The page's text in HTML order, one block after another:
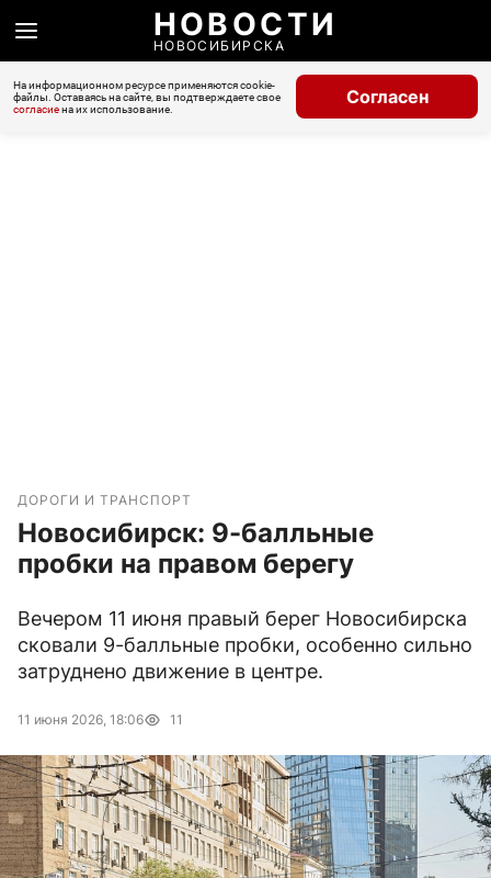
НОВОСТИ
НОВОСИБИРСКА
На информационном ресурсе применяются cookie-
файлы. Оставаясь на сайте, вы подтверждаете свое
согласиена их использование.
Согласен
ДОРОГИ И ТРАНСПОРТ
Новосибирск: 9-балльные
пробки на правом берегу
Вечером 11 июня правый берег Новосибирска
сковали 9-балльные пробки, особенно сильно
затруднено движение в центре.
11 июня 2026, 18:06 11